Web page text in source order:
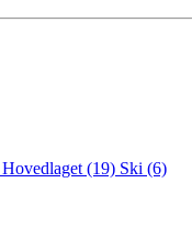
Hovedlaget (19) Ski (6)